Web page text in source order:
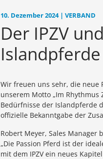
10. Dezember 2024 | VERBAND
Der IPZV
Islandpferde
Wir freuen uns sehr, die neue
unserem Motto „Im
Bedürfnisse der Islandpferde
offizielle Bekanntgabe der
Robert Meyer, Sales Manager
„Die Passion Pferd ist der
mit dem IPZV ein neues